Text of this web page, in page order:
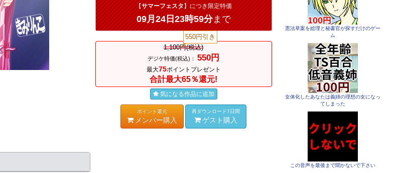
【サマーフェスタ】につき限定特価
09月24日23時59分まで
1,100円(税込)
550円引き
デジケ特価(税込)： 550円
最大75ポイントプレゼント
合計最大65％還元!
気になる作品に追加
ポイント還元
メンバー購入
再ダウンロード7日間
ゲスト購入
憲法草案を総理と秘書官が探すだけのゲー
ム
女体化したあなたは義姉の理想の女になっ
てしまった
この音声を最後まで聞かないで下さい